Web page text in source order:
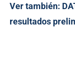
Ver también:
resultados